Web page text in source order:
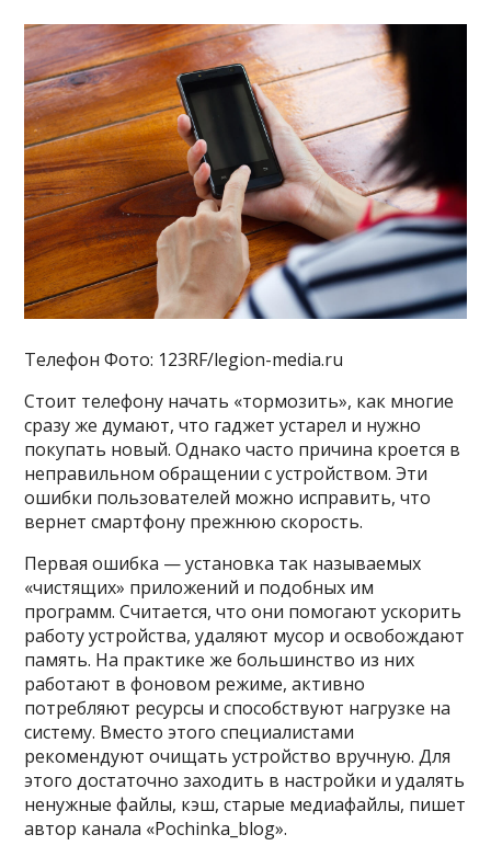
Телефон Фото: 123RF/legion-media.ru
Стоит телефону начать «тормозить», как многие
сразу же думают, что гаджет устарел и нужно
покупать новый. Однако часто причина кроется в
неправильном обращении с устройством. Эти
ошибки пользователей можно исправить, что
вернет смартфону прежнюю скорость.
Первая ошибка — установка так называемых
«чистящих» приложений и подобных им
программ. Считается, что они помогают ускорить
работу устройства, удаляют мусор и освобождают
память. На практике же большинство из них
работают в фоновом режиме, активно
потребляют ресурсы и способствуют нагрузке на
систему. Вместо этого специалистами
рекомендуют очищать устройство вручную. Для
этого достаточно заходить в настройки и удалять
ненужные файлы, кэш, старые медиафайлы, пишет
автор канала «Pochinka_blog».